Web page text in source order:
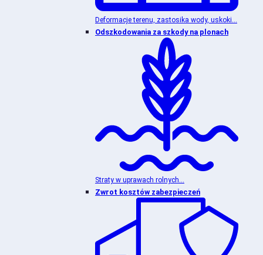
Deformacje terenu, zastosika wody, uskoki...
Odszkodowania za szkody na plonach
Straty w uprawach rolnych...
Zwrot kosztów zabezpieczeń